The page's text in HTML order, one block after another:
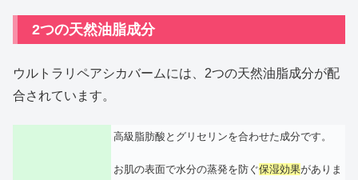
2つの天然油脂成分
ウルトラリペアシカバームには、2つの天然油脂成分が配
合されています。
高級脂肪酸とグリセリンを合わせた成分です。
お肌の表面で水分の蒸発を防ぐ保湿効果がありま